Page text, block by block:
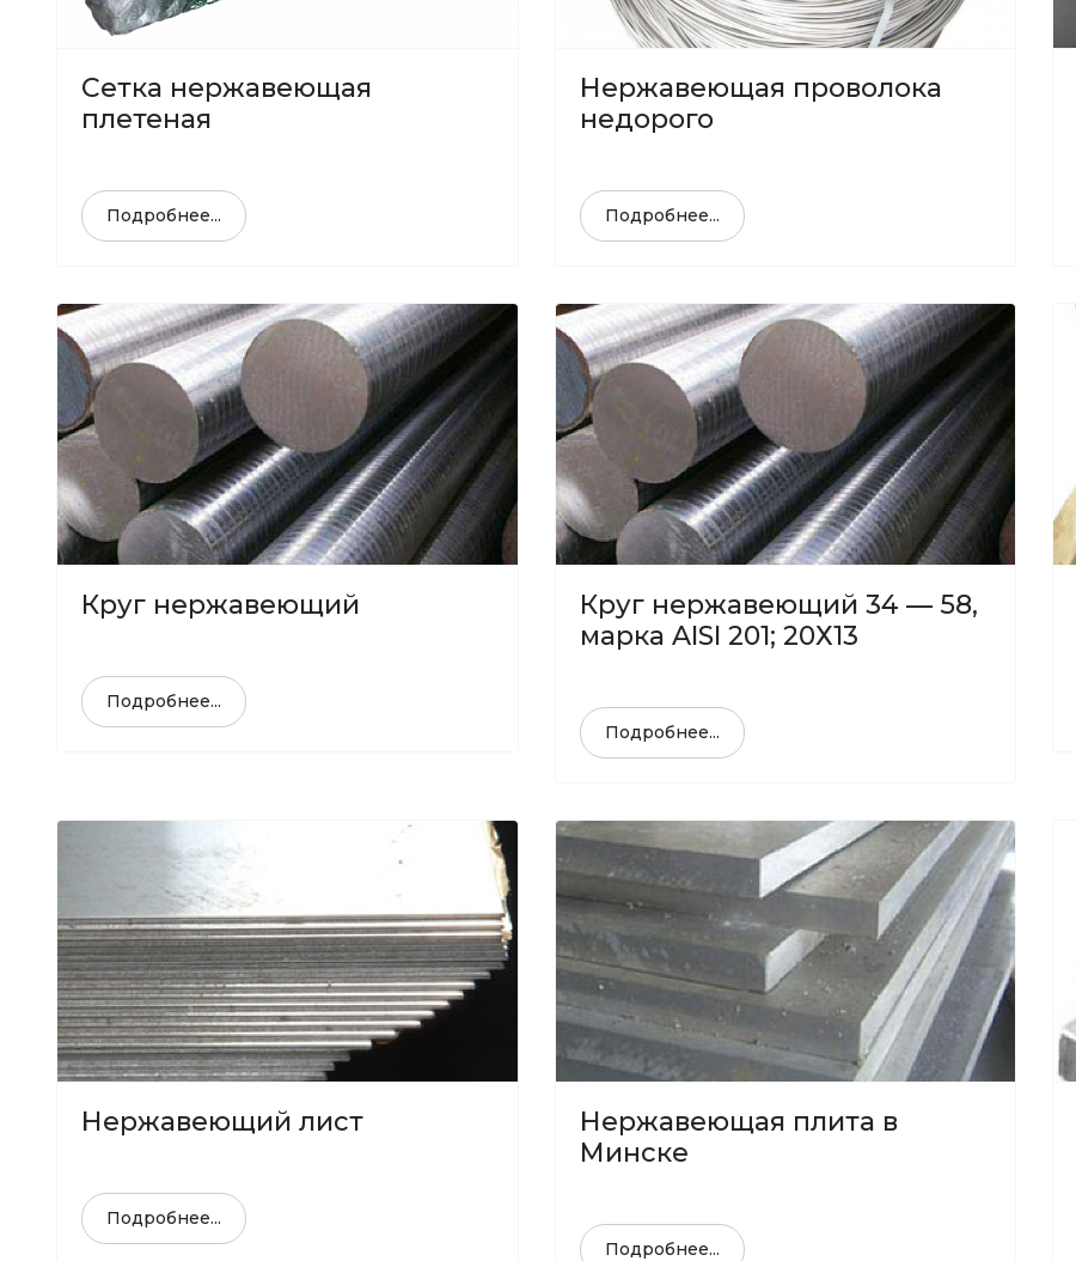
Сетка нержавеющая
плетеная
Подробнее...
Нержавеющая проволока
недорого
Подробнее...
Круг нержавеющий
Подробнее...
Круг нержавеющий 34 — 58,
марка AISI 201; 20Х13
Подробнее...
Нержавеющий лист
Подробнее...
Нержавеющая плита в
Минске
Подробнее...